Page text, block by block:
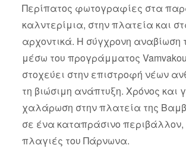
Περίπατος φωτογραφίες στα
καλντερίμια, στην πλατεία και
αρχοντικά. Η σύγχρονη αναβίωση
μέσω του προγράμματος
στοχεύει στην επιστροφή νέων
τη βιώσιμη ανάπτυξη. Χρόνος και
χαλάρωση στην πλατεία της
σε ένα καταπράσινο περιβάλλον,
πλαγιές του Πάρνωνα.